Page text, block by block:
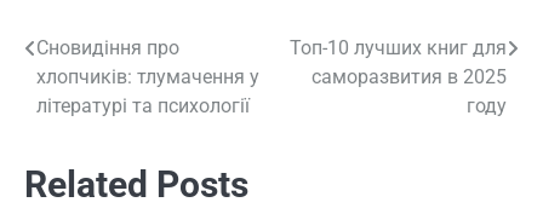
Навигация
по
Сновидіння про
хлопчиків: тлумачення у
літературі та психології
Топ-10 лучших книг для
саморазвития в 2025
году
Related Posts